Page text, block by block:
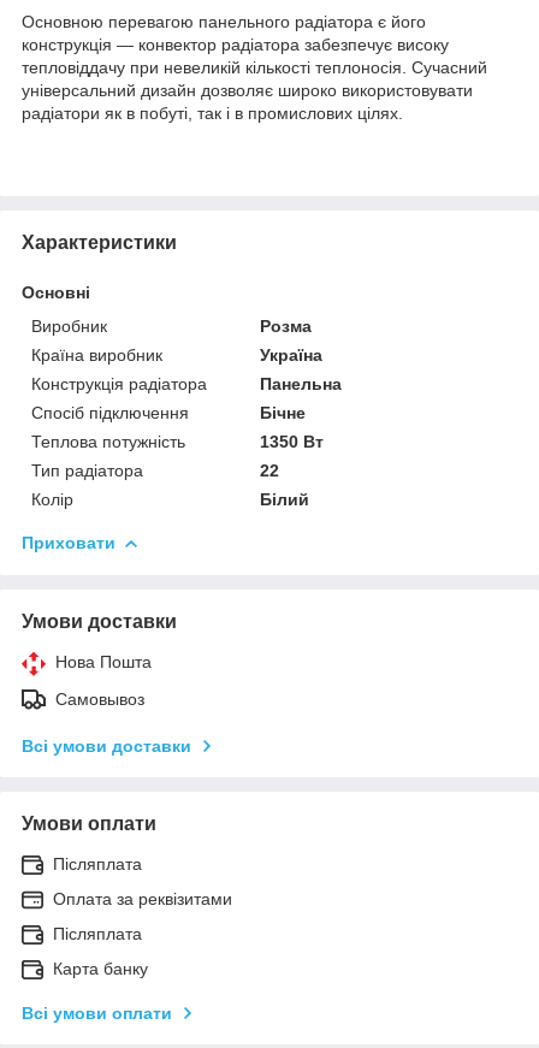
Основною перевагою панельного радіатора є його
конструкція — конвектор радіатора забезпечує високу
тепловіддачу при невеликій кількості теплоносія. Сучасний
універсальний дизайн дозволяє широко використовувати
радіатори як в побуті, так і в промислових цілях.
Характеристики
Основні
Виробник
Розма
Країна виробник
Україна
Конструкція радіатора
Панельна
Спосіб підключення
Бічне
Теплова потужність
1350 Вт
Тип радіатора
22
Колір
Білий
Приховати
Умови доставки
Нова Пошта
Самовывоз
Всі умови доставки
Умови оплати
Післяплата
Оплата за реквізитами
Післяплата
Карта банку
Всі умови оплати